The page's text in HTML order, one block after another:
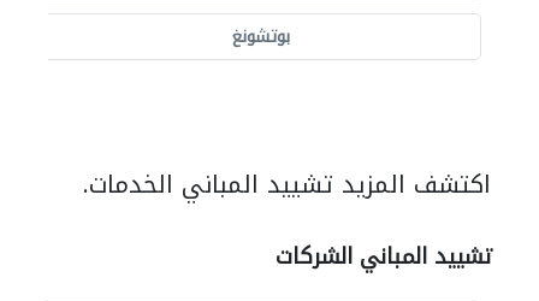
بوتشونغ
اكتشف المزيد تشييد المباني الخدمات.
تشييد المباني الشركات